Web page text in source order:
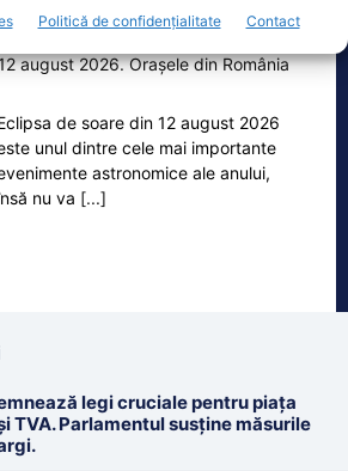
Politică de confidențialitate Contact
august 2026. Orașele din România
de soare din 12 august 2026
unul dintre cele mai importante
astronomice ale anului,
nu va [...]
legi cruciale pentru piața
TVA. Parlamentul susține măsurile